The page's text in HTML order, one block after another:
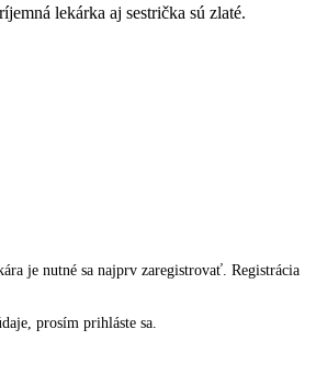
lekárka aj sestrička sú zlaté.
je nutné sa najprv zaregistrovať. Registrácia
prosím prihláste sa.